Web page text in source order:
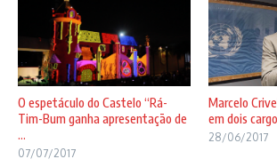
O espetáculo do Castelo “Rá-
Tim-Bum ganha apresentação de
...
07/07/2017
Marcelo
em dois
28/06/2017